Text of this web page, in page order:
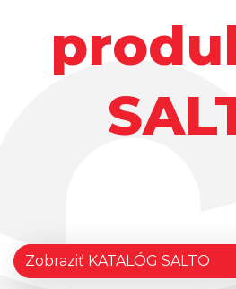
Zobraziť KATALÓG SALTO